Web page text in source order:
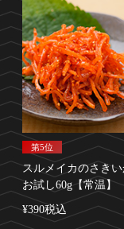
第5位
スルメイカのさき
お試し60g【常温】
¥390税込